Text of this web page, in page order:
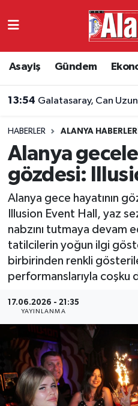
Asayiş Gündem
13:54 Galatasaray, Can Uzun
HABERLER ALANYA HABERLERI
Alanya
gözdesi:
Alanya gece hayatının
Illusion Event Hall, yaz
nabzını tutmaya devam
tatilcilerin yoğun ilgi
birbirinden renkli
performanslarıyla coşku
17.06.2026 - 21:35
YAYINLANMA
Ekonomi
Resmi İlanlar
Alanyaspor
Turizm
E-Gazete
Antalya Namaz
Süper Lig Puan
Tüm Manşetler
Son Dakika Haberleri
Haber Arşivi